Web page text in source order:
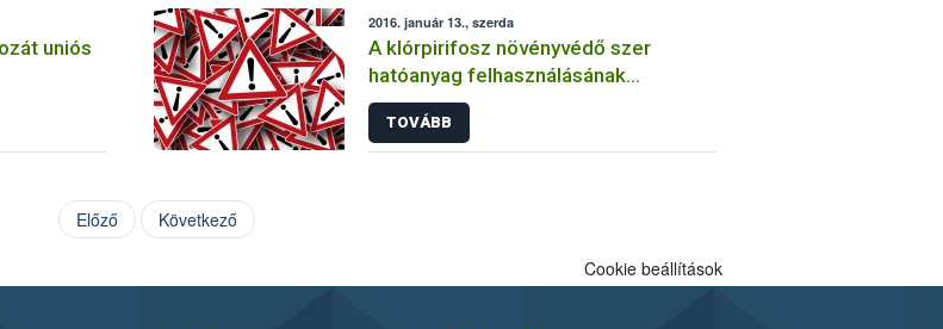
uniós
2016. január 13., szerda
A klórpirifosz növényvédő szer
hatóanyag felhasználásának
korlátozása
TOVÁBB
Előző Következő
Cookie beállítások